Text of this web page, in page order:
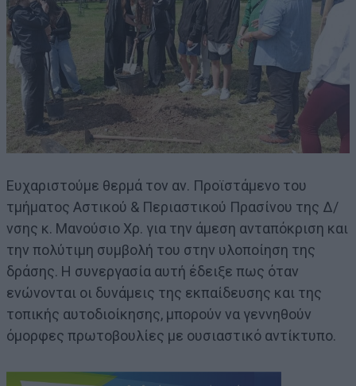
Ευχαριστούμε θερμά τον αν. Προϊστάμενο του
τμήματος Αστικού & Περιαστικού Πρασίνου της Δ/
νσης κ. Μανούσιο Χρ. για την άμεση ανταπόκριση και
την πολύτιμη συμβολή του στην υλοποίηση της
δράσης. Η συνεργασία αυτή έδειξε πως όταν
ενώνονται οι δυνάμεις της εκπαίδευσης και της
τοπικής αυτοδιοίκησης, μπορούν να γεννηθούν
όμορφες πρωτοβουλίες με ουσιαστικό αντίκτυπο.